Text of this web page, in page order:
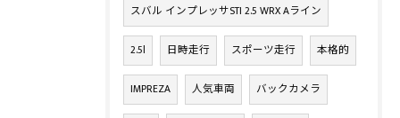
スバル インプレッサSTI 2.5 WRX Aライン
2.5l 日時走行 スポーツ走行 本格的
IMPREZA 人気車両 バックカメラ